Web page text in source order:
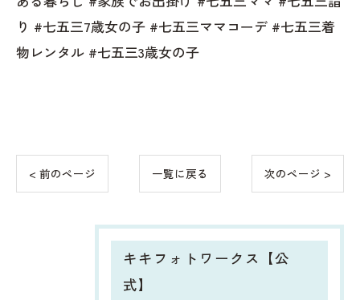
り #七五三7歳女の子 #七五三ママコーデ #七五三着
物レンタル #七五三3歳女の子
< 前のページ 一覧に戻る 次のページ >
キキフォトワークス【公
式】